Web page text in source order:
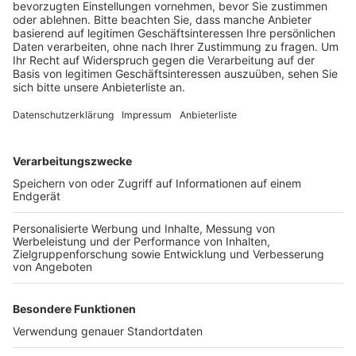
Anzeige
Wer Tickets kaufen will oder Hilfe vom Kundenservice
braucht, der kann sich ans Kundencenter der KVB an
Kundencentren gibt es am Ehrenfeldgürtel, am
Chlodwigplatz und in Mülheim am Wiener Platz. Am
Mittwoch sollen die Räume am Hauptbahnhof dann
laut der Kölner Verkehrsbetriebe fertig und wieder
geöffnet sein.
Anzeige